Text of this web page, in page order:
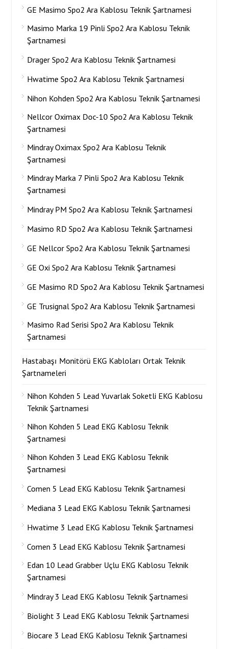
GE Masimo Spo2 Ara Kablosu Teknik Şartnamesi
Masimo Marka 19 Pinli Spo2 Ara Kablosu Teknik
Şartnamesi
Drager Spo2 Ara Kablosu Teknik Şartnamesi
Hwatime Spo2 Ara Kablosu Teknik Şartnamesi
Nihon Kohden Spo2 Ara Kablosu Teknik Şartnamesi
Nellcor Oximax Doc-10 Spo2 Ara Kablosu Teknik
Şartnamesi
Mindray Oximax Spo2 Ara Kablosu Teknik
Şartnamesi
Mindray Marka 7 Pinli Spo2 Ara Kablosu Teknik
Şartnamesi
Mindray PM Spo2 Ara Kablosu Teknik Şartnamesi
Masimo RD Spo2 Ara Kablosu Teknik Şartnamesi
GE Nellcor Spo2 Ara Kablosu Teknik Şartnamesi
GE Oxi Spo2 Ara Kablosu Teknik Şartnamesi
GE Masimo RD Spo2 Ara Kablosu Teknik Şartnamesi
GE Trusignal Spo2 Ara Kablosu Teknik Şartnamesi
Masimo Rad Serisi Spo2 Ara Kablosu Teknik
Şartnamesi
Hastabaşı Monitörü EKG Kabloları Ortak Teknik
Şartnameleri
Nihon Kohden 5 Lead Yuvarlak Soketli EKG Kablosu
Teknik Şartnamesi
Nihon Kohden 5 Lead EKG Kablosu Teknik
Şartnamesi
Nihon Kohden 3 Lead EKG Kablosu Teknik
Şartnamesi
Comen 5 Lead EKG Kablosu Teknik Şartnamesi
Mediana 3 Lead EKG Kablosu Teknik Şartnamesi
Hwatime 3 Lead EKG Kablosu Teknik Şartnamesi
Comen 3 Lead EKG Kablosu Teknik Şartnamesi
Edan 10 Lead Grabber Uçlu EKG Kablosu Teknik
Şartnamesi
Mindray 3 Lead EKG Kablosu Teknik Şartnamesi
Biolight 3 Lead EKG Kablosu Teknik Şartnamesi
Biocare 3 Lead EKG Kablosu Teknik Şartnamesi